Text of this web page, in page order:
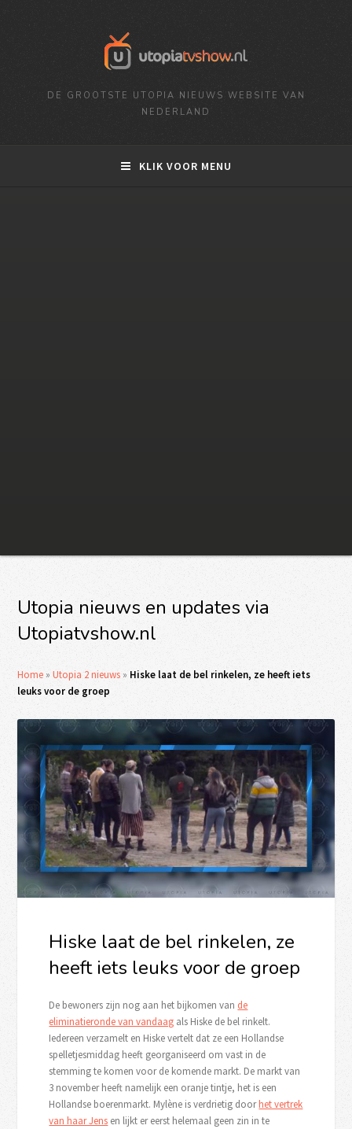
DE GROOTSTE UTOPIA NIEUWS WEBSITE VAN
NEDERLAND
KLIK VOOR MENU
Utopia nieuws en updates via
Utopiatvshow.nl
Home »Utopia 2 nieuws » Hiske laat de bel rinkelen, ze heeft iets
leuks voor de groep
Hiske laat de bel rinkelen, ze
heeft iets leuks voor de groep
De bewoners zijn nog aan het bijkomen van de
eliminatieronde van vandaag als Hiske de bel rinkelt.
Iedereen verzamelt en Hiske vertelt dat ze een Hollandse
spelletjesmiddag heeft georganiseerd om vast in de
stemming te komen voor de komende markt. De markt van
3 november heeft namelijk een oranje tintje, het is een
Hollandse boerenmarkt. Mylène is verdrietig doorhet vertrek
van haar Jens en lijkt er eerst helemaal geen zin in te